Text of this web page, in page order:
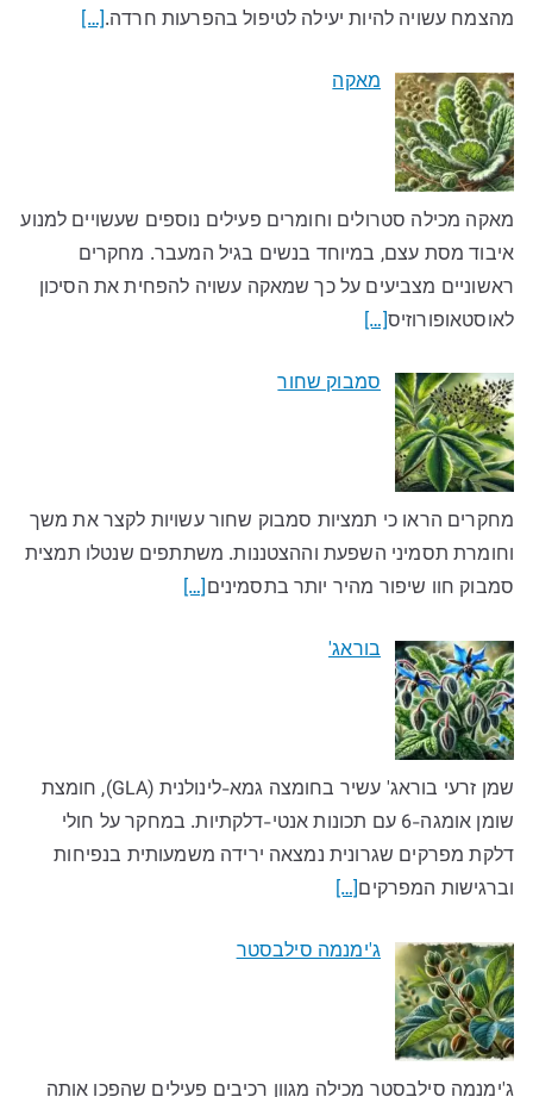
מהצמח עשויה להיות יעילה לטיפול בהפרעות חרדה.[…]
מאקה
מאקה מכילה סטרולים וחומרים פעילים נוספים שעשויים למנוע
איבוד מסת עצם, במיוחד בנשים בגיל המעבר. מחקרים
ראשוניים מצביעים על כך שמאקה עשויה להפחית את הסיכון
לאוסטאופורוזיס[…]
סמבוק שחור
מחקרים הראו כי תמציות סמבוק שחור עשויות לקצר את משך
וחומרת תסמיני השפעת וההצטננות. משתתפים שנטלו תמצית
סמבוק חוו שיפור מהיר יותר בתסמינים[…]
בוראג'
שמן זרעי בוראג' עשיר בחומצה גמא-לינולנית (GLA), חומצת
שומן אומגה-6 עם תכונות אנטי-דלקתיות. במחקר על חולי
דלקת מפרקים שגרונית נמצאה ירידה משמעותית בנפיחות
וברגישות המפרקים[…]
ג'ימנמה סילבסטר